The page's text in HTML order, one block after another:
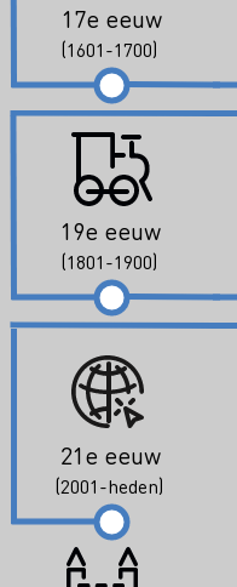
17e eeuw
(1601-1700)
19e eeuw
(1801-1900)
21e eeuw
(2001-heden)